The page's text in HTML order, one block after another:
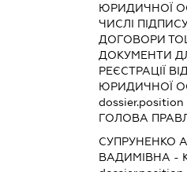
ЮРИДИЧНОЇ
ЧИСЛІ
ДОГОВОРИ
ДОКУМЕНТИ
РЕЄСТРАЦІЇ
ЮРИДИЧНОЇ
ГОЛОВА
СУПРУНЕНКО
ВАДИМІВНА -